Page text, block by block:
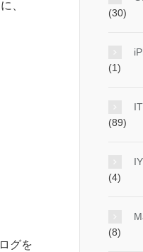
、
グを
(30)
(1)
IT
(89)
(4)
(8)